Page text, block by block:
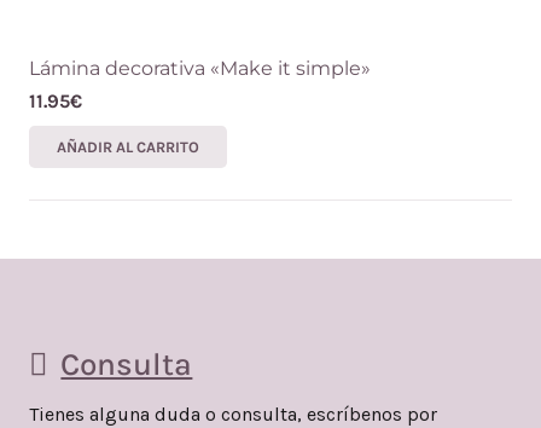
Lámina decorativa «Make it simple»
11.95€
AÑADIR AL CARRITO
Consulta
Tienes alguna duda o consulta, escríbenos por